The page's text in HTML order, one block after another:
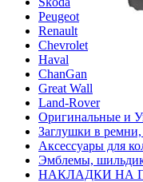
Peugeot
Renault
Chevrolet
Haval
ChanGan
Great Wall
Land-Rover
Оригинальные и
Заглушки в
Аксессуары для
Эмблемы,
НАКЛАДКИ НА